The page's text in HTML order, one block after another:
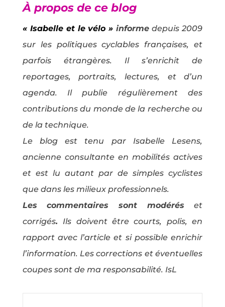
À propos de ce blog
« Isabelle et le vélo » informe depuis 2009
sur les politiques cyclables françaises, et
parfois étrangères. Il s’enrichit de
reportages, portraits, lectures, et d’un
agenda. Il publie régulièrement des
contributions du monde de la recherche ou
de la technique.
Le blog est tenu par Isabelle Lesens,
ancienne consultante en mobilités actives
et est lu autant par de simples cyclistes
que dans les milieux professionnels.
Les commentaires sont modéréset
corrigés. Ils doivent être courts, polis, en
rapport avec l’article et si possible enrichir
l’information. Les corrections et éventuelles
coupes sont de ma responsabilité. IsL